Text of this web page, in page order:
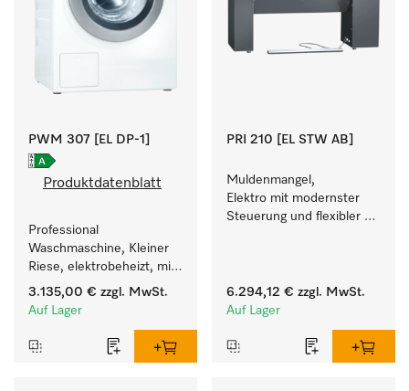
PWM 307 [EL DP-1]
Produktdatenblatt
Professional
Waschmaschine, Kleiner
Riese, elektrobeheizt, mit
Ablaufpumpe und einer
kürzesten Laufzeit von
Wäschedurchsatz.
3.135,00 € zzgl. MwSt.
Auf Lager
PRI 210 [EL STW AB]
Muldenmangel,
Elektro mit modernster
Steuerung und flexibler
6.294,12 € zzgl. MwSt.
Auf Lager